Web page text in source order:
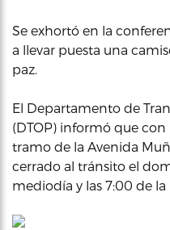
Se exhortó en la
a llevar puesta una
paz.
El Departamento de
(DTOP) informó que
tramo de la Avenida
cerrado al tránsito el
mediodía y las 7:00 de la